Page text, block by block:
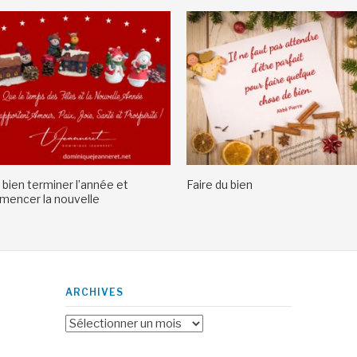
bien terminer l’année et
la nouvelle
Faire du bien
ARCHIVES
Archives